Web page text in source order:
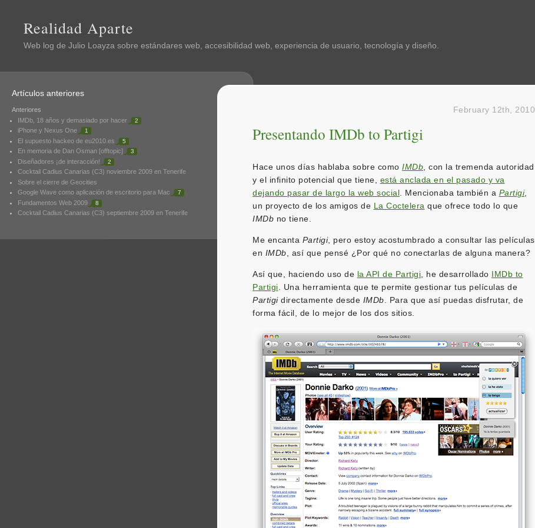
Realidad Aparte
Web log de Julio Loayza sobre estándares web, accesibilidad web, experiencia de usuario, tecnología y diseño.
Presentando IMDb to Partigi
February 12th, 2010
Hace unos días hablaba sobre como IMDb , con la tremenda autoridad
y el infinito potencial que tiene, está anclada en el pasado y va
dejando pasar de largo la web social . Mencionaba también a Partigi,
un proyecto de los amigos de La Coctelera que ofrece todo lo que
IMDb no tiene.
Me encanta Partigi, pero estoy acostumbrado a consultar las películas
en IMDb , así que pensé ¿Por qué no conectarlas de alguna manera?
Así que, haciendo uso de la API de Partigi , he desarrollado IMDb to
Partigi . Una herramienta que te permite gestionar tus películas de
Partigidirectamente desde IMDb . Para que así puedas disfrutar, de
forma fácil, de lo mejor de los dos sitios.
Artículos anteriores
Anteriores
IMDb, 18 años y demasiado por hacer
2
iPhone y Nexus One 1
El supuesto hackeo de eu2010.es 5
En memoria de Dan Osman [offtopic] 3
Diseñadores ¡de interacción! 2
Cocktail Cadius Canarias (C3) noviembre 2009 en Tenerife
Sobre el cierre de Geocities
Google Wave como aplicación de escritorio para Mac
7
Fundamentos Web 2009 8
Cocktail Cadius Canarias (C3) septiembre 2009 en Tenerife